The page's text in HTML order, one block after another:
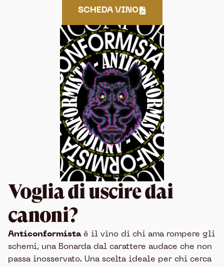
SCHEDA VINO
Voglia di uscire dai
canoni?
Anticonformistaè il vino di chi ama rompere gli
schemi, una Bonarda dal carattere audace che non
passa inosservato. Una scelta ideale per chi cerca